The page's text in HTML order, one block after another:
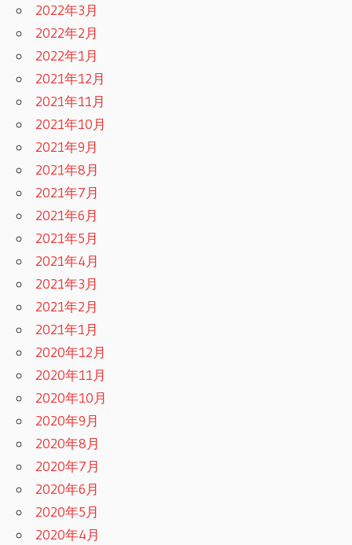
2022年3月
2022年2月
2022年1月
2021年12月
2021年11月
2021年10月
2021年9月
2021年8月
2021年7月
2021年6月
2021年5月
2021年4月
2021年3月
2021年2月
2021年1月
2020年12月
2020年11月
2020年10月
2020年9月
2020年8月
2020年7月
2020年6月
2020年5月
2020年4月